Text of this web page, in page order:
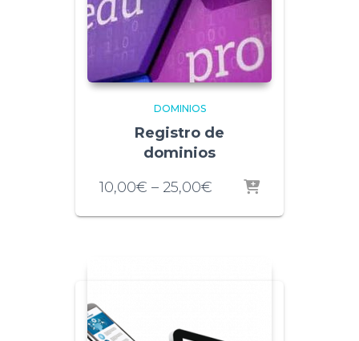
DOMINIOS
Registro de
dominios
10,00€ – 25,00€